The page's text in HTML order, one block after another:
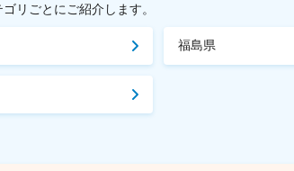
リごとにご紹介します。
福島県